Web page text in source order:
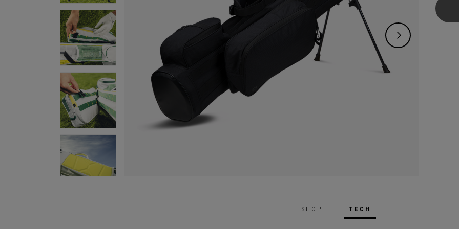
les
SHOP TECH